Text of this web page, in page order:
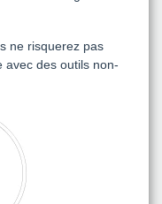
ne risquerez pas
avec des outils non-